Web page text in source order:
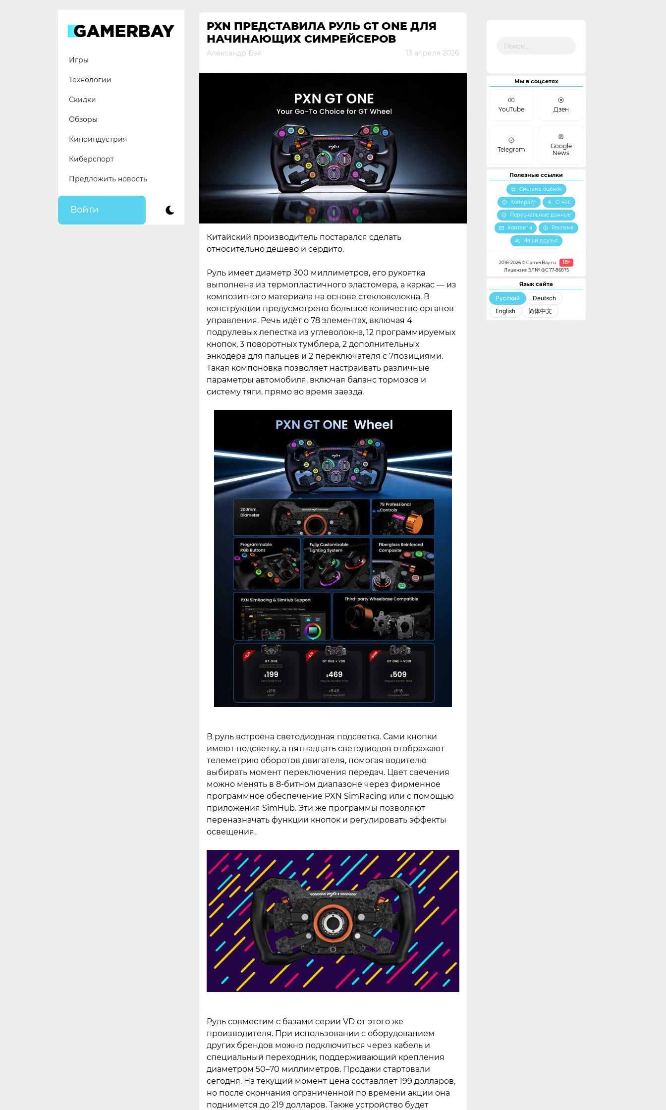
Игры
Технологии
Скидки
Обзоры
Киноиндустрия
Киберспорт
Предложить новость
Войти
PXN ПРЕДСТАВИЛА РУЛЬ GT ONE ДЛЯ
НАЧИНАЮЩИХ СИМРЕЙСЕРОВ
Александр Бэй 13 апреля 2026
Китайский производитель постарался сделать
относительно дёшево и сердито.
Руль имеет диаметр 300 миллиметров, его рукоятка
выполнена из термопластичного эластомера, а каркас — из
композитного материала на основе стекловолокна. В
конструкции предусмотрено большое количество органов
управления. Речь идёт о 78 элементах, включая 4
подрулевых лепестка из углеволокна, 12 программируемых
кнопок, 3 поворотных тумблера, 2 дополнительных
энкодера для пальцев и 2 переключателя с 7позициями.
Такая компоновка позволяет настраивать различные
параметры автомобиля, включая баланс тормозов и
систему тяги, прямо во время заезда.
В руль встроена светодиодная подсветка. Сами кнопки
имеют подсветку, а пятнадцать светодиодов отображают
телеметрию оборотов двигателя, помогая водителю
выбирать момент переключения передач. Цвет свечения
можно менять в 8-битном диапазоне через фирменное
программное обеспечение PXN SimRacing или с помощью
приложения SimHub. Эти же программы позволяют
переназначать функции кнопок и регулировать эффекты
освещения.
Руль совместим с базами серии VD от этого же
производителя. При использовании с оборудованием
других брендов можно подключиться через кабель и
специальный переходник, поддерживающий крепления
диаметром 50–70 миллиметров. Продажи стартовали
сегодня. На текущий момент цена составляет 199 долларов,
но после окончания ограниченной по времени акции она
поднимется до 219 долларов. Также устройство будет
Мы в соцсетях
YouTube Дзен
Telegram
Google
News
Полезные ссылки
Система оценок
Копирайт
О нас
Персональные данные
Контакты
Реклама
Наши друзья
2018-2026 © GamerBay.ru 18+
Лицензия ЭЛ№ ФС 77-86875
Язык сайта
Русский
Deutsch
English
简体中文